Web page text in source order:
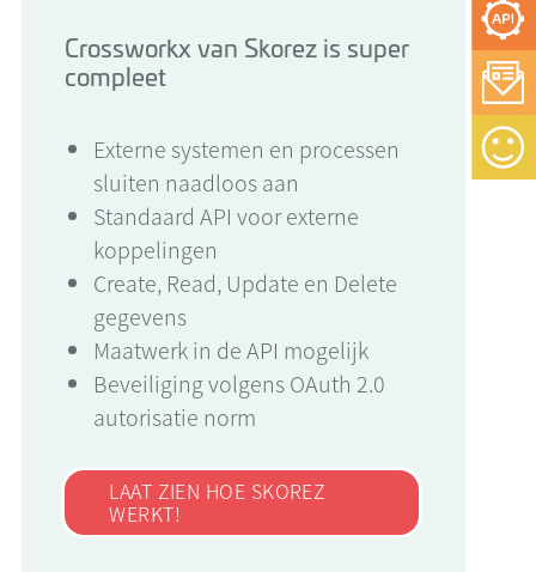
Crossworkx van Skorez is super
compleet
Externe systemen en processen
sluiten naadloos aan
Standaard API voor externe
koppelingen
Create, Read, Update en Delete
gegevens
Maatwerk in de API mogelijk
Beveiliging volgens OAuth 2.0
autorisatie norm
LAAT ZIEN HOE SKOREZ
WERKT!